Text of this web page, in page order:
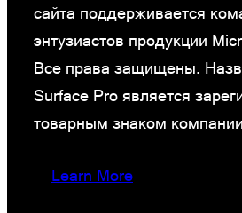
сайта поддерживается
энтузиастов продукции
Все права защищены.
Surface Pro является
товарным знаком
Learn More